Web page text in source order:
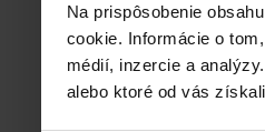
Na prispôsobenie
cookie. Informácie o
médií, inzercie a
alebo ktoré od vás